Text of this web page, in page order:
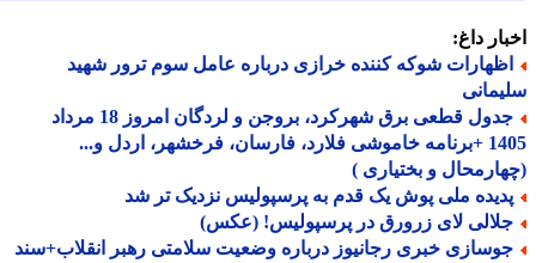
داغ:
شوکه کننده خرازی درباره عامل سوم ترور شهید
جدول قطعی برق شهرکرد، بروجن و لردگان امروز 18 مرداد
1405 +برنامه خاموشی فلارد، فارسان، فرخشهر، اردل و...
و بختیاری )
ملی پوش یک قدم به پرسپولیس نزدیک تر شد
لای زرورق در پرسپولیس! (عکس)
خبری رجانیوز درباره وضعیت سلامتی رهبر انقلاب+سند